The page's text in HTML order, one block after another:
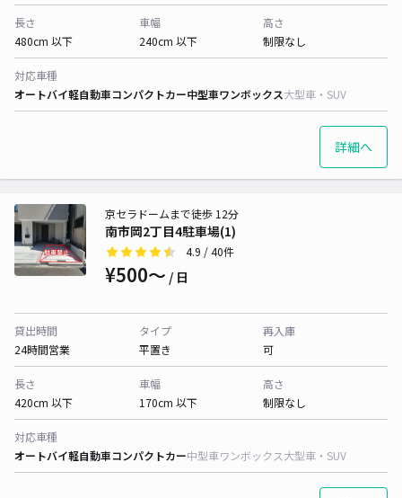
長さ
480cm 以下
車幅
240cm 以下
高さ
制限なし
対応車種
オートバイ軽自動車コンパクトカー中型車ワンボックス大型車・SUV
詳細へ
南市岡2丁目4駐車場(1)
京セラドームまで徒歩 12分
4.9 / 40件
¥500〜 / 日
貸出時間
24時間営業
タイプ
平置き
再入庫
可
長さ
420cm 以下
車幅
170cm 以下
高さ
制限なし
対応車種
オートバイ軽自動車コンパクトカー中型車ワンボックス大型車・SUV